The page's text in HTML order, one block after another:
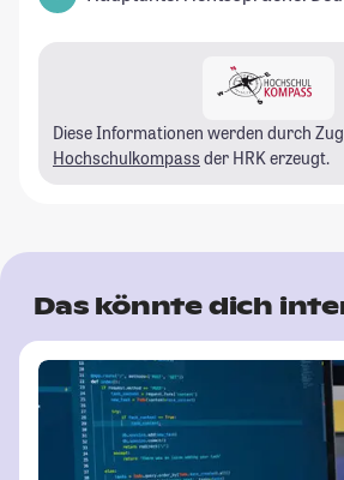
Diese Informationen werden durch
Hochschulkompass der HRK erzeugt.
Das könnte dich